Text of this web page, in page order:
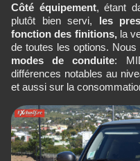
Côté équipement, étant
plutôt bien servi, les
fonction des finitions,la
de toutes les options. Nous
modes de conduite:
différences notables au
et aussi sur la